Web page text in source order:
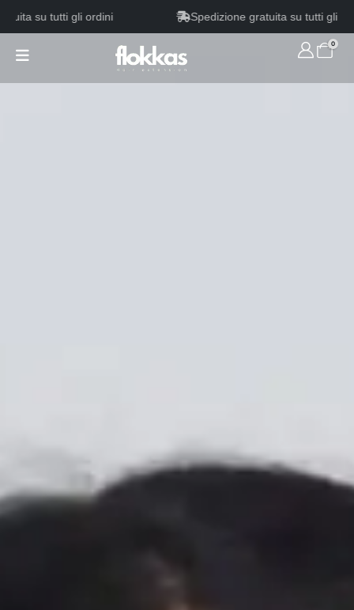
su tutti gli ordini Spedizione gratuita su tutti gli ordini
0